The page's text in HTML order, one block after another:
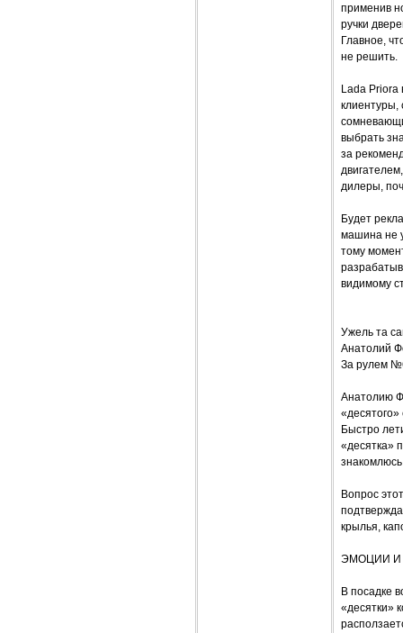
применив
ручки
Главное,
не решить.
Lada
клиентуры,
выбрать
за
дилеры,
Будет
машина не
тому
видимому
Ужель та
Анатолий
За рулем
Анатолию
Быстро
«десятка»
Вопрос
крылья,
ЭМОЦИИ И
В посадке
«десятки»